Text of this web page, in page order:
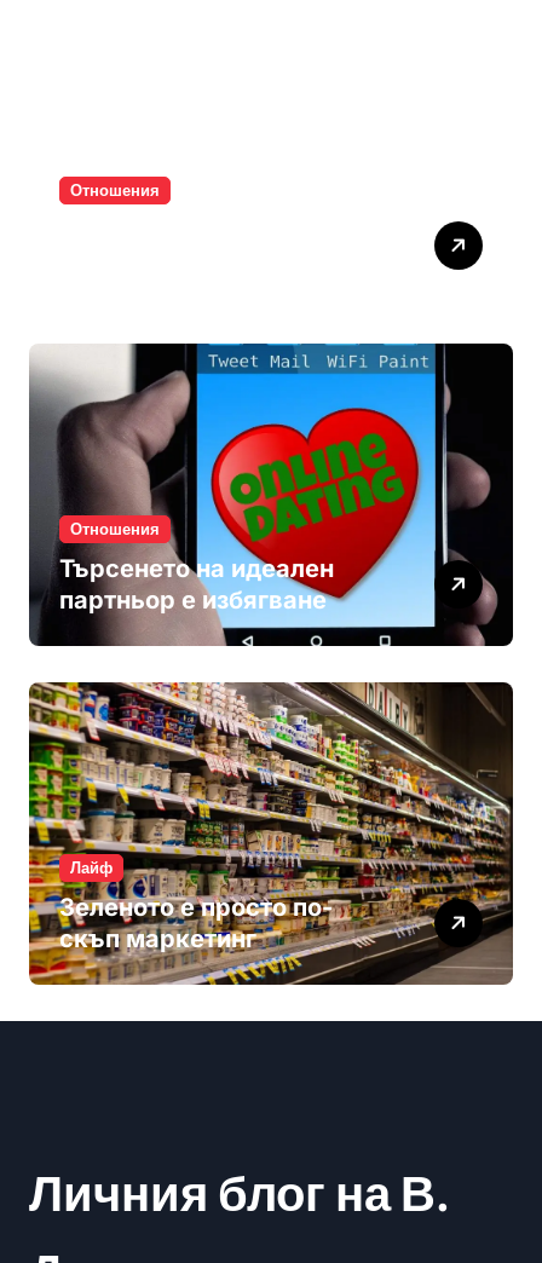
Отношения
Отношения
Търсенето на идеален
партньор е избягване
Лайф
Зеленото е просто по-
скъп маркетинг
Личния блог на В.